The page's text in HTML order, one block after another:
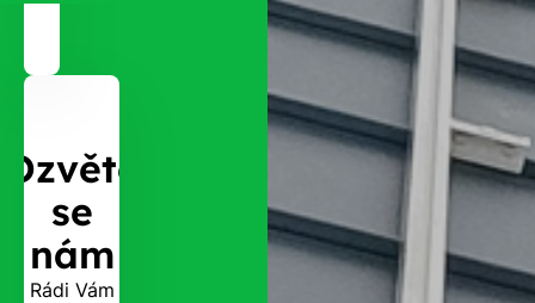
Ozvěte
se
nám
Rádi Vám